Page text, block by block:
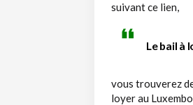
suivant ce lien,
Le bail à
vous trouverez
loyer au